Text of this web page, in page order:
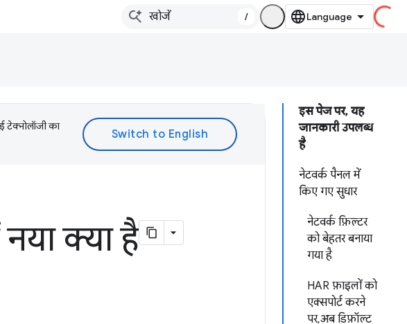
/
इस पेज पर, यह
जानकारी उपलब्ध
है
नेटवर्क पैनल में
किए गए सुधार
नेटवर्क फ़िल्टर
को बेहतर बनाया
गया है
HAR फ़ाइलों को
एक्सपोर्ट करने
पर, अब डिफ़ॉल्ट
टेक्नोलॉजी का
क्या है